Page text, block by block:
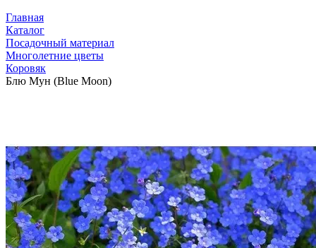
Главная
Каталог
Посадочный материал
Многолетние цветы
Коровяк
Блю Мун (Blue Moon)